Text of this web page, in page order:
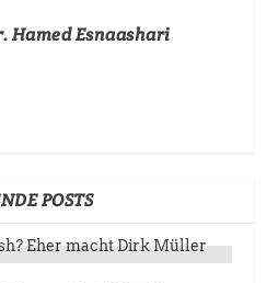
Hamed Esnaashari
POSTS